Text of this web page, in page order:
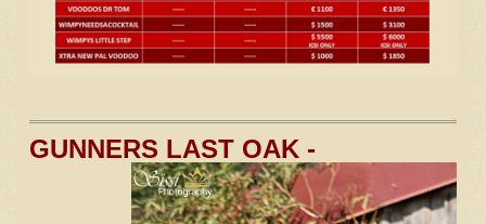
GUNNERS LAST OAK -